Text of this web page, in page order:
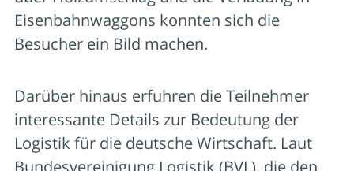
Eisenbahnwaggons konnten sich die
Besucher ein Bild machen.
Darüber hinaus erfuhren die Teilnehmer
interessante Details zur Bedeutung der
Logistik für die deutsche Wirtschaft. Laut
Bundesvereinigung Logistik (BVL), die den